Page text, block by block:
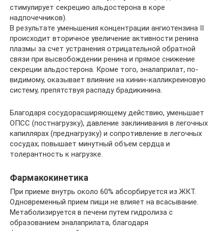
стимулирует секрецию альдостерона в коре
надпочечников).
В результате уменьшения концентрации ангиотензина II
происходит вторичное увеличение активности ренина
плазмы за счет устранения отрицательной обратной
связи при высвобождении ренина и прямое снижение
секреции альдостерона. Кроме того, эналаприлат, по-
видимому, оказывает влияние на кинин-калликреиновую
систему, препятствуя распаду брадикинина.
Благодаря сосудорасширяющему действию, уменьшает
ОПСС (постнагрузку), давление заклинивания в легочных
капиллярах (преднагрузку) и сопротивление в легочных
сосудах; повышает минутный объем сердца и
толерантность к нагрузке.
Фармакокинетика
При приеме внутрь около 60% абсорбируется из ЖКТ.
Одновременный прием пищи не влияет на всасывание.
Метаболизируется в печени путем гидролиза с
образованием эналаприлата, благодаря